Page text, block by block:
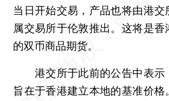
当日开始交易，产品也将由港交
属交易所于伦敦推出。这将是
的双币商品期货。
港交所于此前的公告中表示
旨在于香港建立本地的基准价